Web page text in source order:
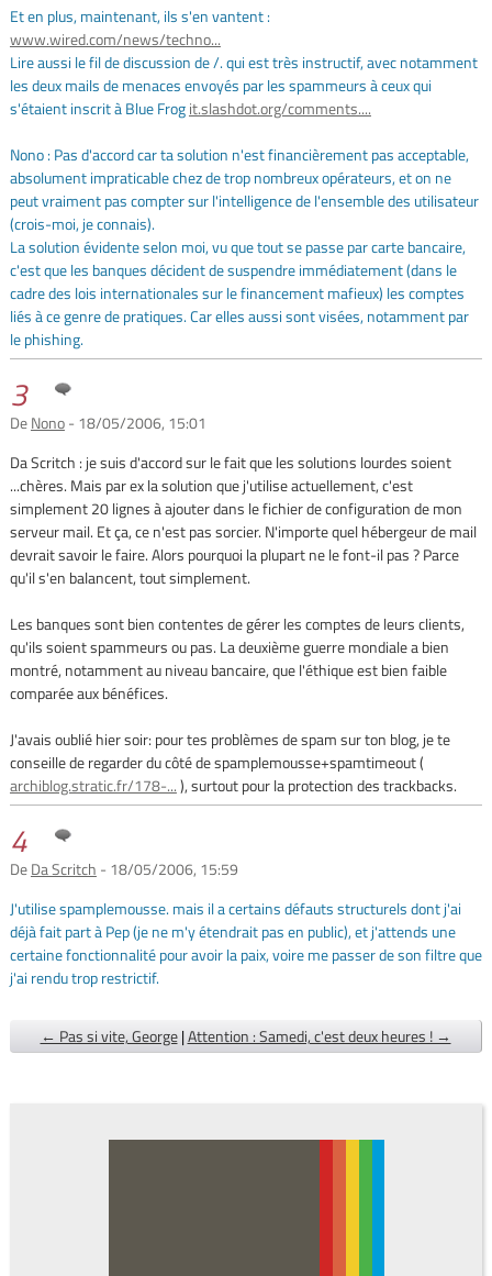
Et en plus, maintenant, ils s'en vantent :
www.wired.com/news/techno...
Lire aussi le fil de discussion de /. qui est très instructif, avec notamment
les deux mails de menaces envoyés par les spammeurs à ceux qui
s'étaient inscrit à Blue Frogit.slashdot.org/comments....
Nono : Pas d'accord car ta solution n'est financièrement pas acceptable,
absolument impraticable chez de trop nombreux opérateurs, et on ne
peut vraiment pas compter sur l'intelligence de l'ensemble des utilisateur
(crois-moi, je connais).
La solution évidente selon moi, vu que tout se passe par carte bancaire,
c'est que les banques décident de suspendre immédiatement (dans le
cadre des lois internationales sur le financement mafieux) les comptes
liés à ce genre de pratiques. Car elles aussi sont visées, notamment par
le phishing.
3
DeNono- 18/05/2006, 15:01
Da Scritch : je suis d'accord sur le fait que les solutions lourdes soient
...chères. Mais par ex la solution que j'utilise actuellement, c'est
simplement 20 lignes à ajouter dans le fichier de configuration de mon
serveur mail. Et ça, ce n'est pas sorcier. N'importe quel hébergeur de mail
devrait savoir le faire. Alors pourquoi la plupart ne le font-il pas ? Parce
qu'il s'en balancent, tout simplement.
Les banques sont bien contentes de gérer les comptes de leurs clients,
qu'ils soient spammeurs ou pas. La deuxième guerre mondiale a bien
montré, notamment au niveau bancaire, que l'éthique est bien faible
comparée aux bénéfices.
J'avais oublié hier soir: pour tes problèmes de spam sur ton blog, je te
conseille de regarder du côté de spamplemousse+spamtimeout (
archiblog.stratic.fr/178-...), surtout pour la protection des trackbacks.
4
DeDa Scritch - 18/05/2006, 15:59
J'utilise spamplemousse. mais il a certains défauts structurels dont j'ai
déjà fait part à Pep (je ne m'y étendrait pas en public), et j'attends une
certaine fonctionnalité pour avoir la paix, voire me passer de son filtre que
j'ai rendu trop restrictif.
← Pas si vite, George |Attention : Samedi, c'est deux heures ! →